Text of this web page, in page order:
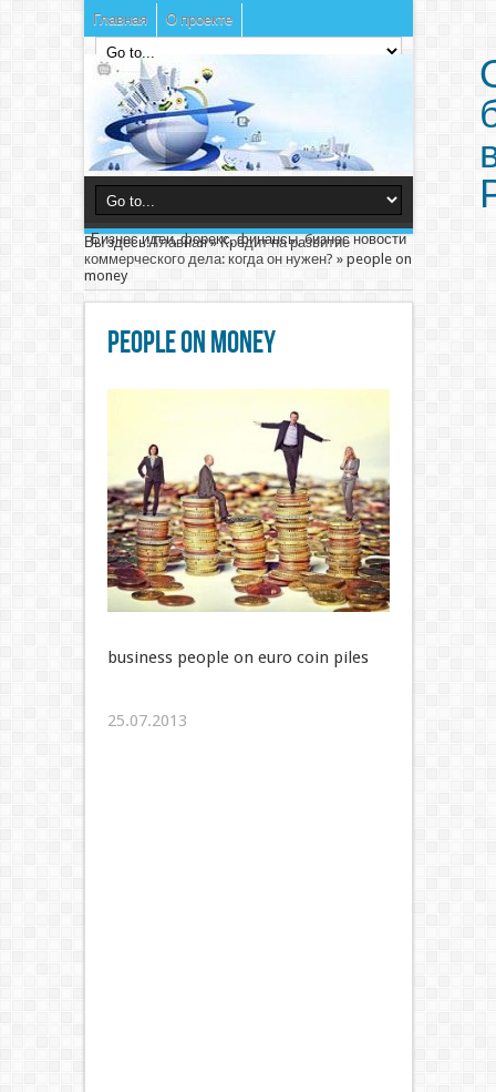
Главная О проекте
Бизнес идеи, форекс, финансы, бизнес новости
Вы здесь:Главная»Кредит на развитие
коммерческого дела: когда он нужен? » people on
money
people on money
business people on euro coin piles
25.07.2013